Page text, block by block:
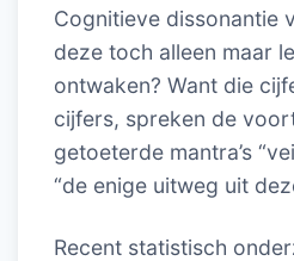
Cognitieve dissonantie
deze toch alleen maar
ontwaken? Want die
cijfers, spreken de
getoeterde mantra’s
“de enige uitweg uit
Recent statistisch